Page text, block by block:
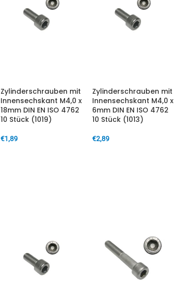
Zylinderschrauben mit
Innensechskant M4,0 x
18mm DIN EN ISO 4762
10 Stück (1019)
€1,89
Zylinderschrauben mit
Innensechskant M4,0 x
6mm DIN EN ISO 4762
10 Stück (1013)
€2,89